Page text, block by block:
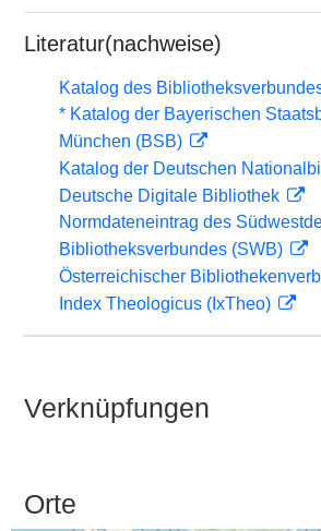
Literatur(nachweise)
Katalog des
* Katalog der Bayerischen
München (BSB)
Katalog der Deutschen
Deutsche Digitale Bibliothek
Normdateneintrag des
Bibliotheksverbundes (SWB)
Österreichischer
Index Theologicus (IxTheo)
Verknüpfungen
Orte